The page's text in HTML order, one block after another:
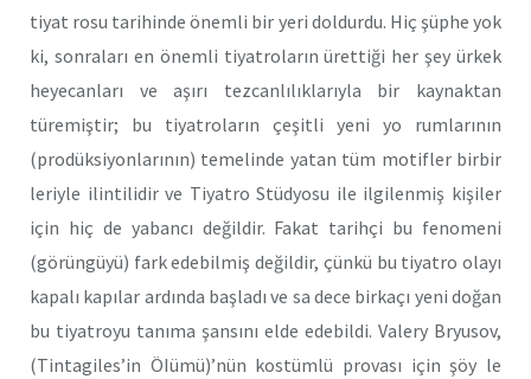
tiyat rosu tarihinde önemli bir yeri doldurdu. Hiç şüphe yok
ki, sonraları en önemli tiyatroların ürettiği her şey ürkek
heyecanları ve aşırı tezcanlılıklarıyla bir kaynaktan
türemiştir; bu tiyatroların çeşitli yeni yo rumlarının
(prodüksiyonlarının) temelinde yatan tüm motifler birbir
leriyle ilintilidir ve Tiyatro Stüdyosu ile ilgilenmiş kişiler
için hiç de yabancı değildir. Fakat tarihçi bu fenomeni
(görüngüyü) fark edebilmiş değildir, çünkü bu tiyatro olayı
kapalı kapılar ardında başladı ve sa dece birkaçı yeni doğan
bu tiyatroyu tanıma şansını elde edebildi. Valery Bryusov,
(Tintagiles’in ÖIümü)’nün kostümlü provası için şöy le